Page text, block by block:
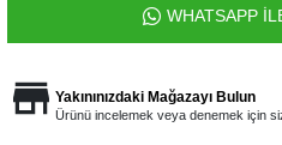
WHATSAPP
Yakınınızdaki Mağazayı Bulun
Ürünü incelemek veya denemek için